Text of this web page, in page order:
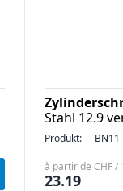
Stahl 12.9
Produkt: BN11
à partir de CHF /
23.19